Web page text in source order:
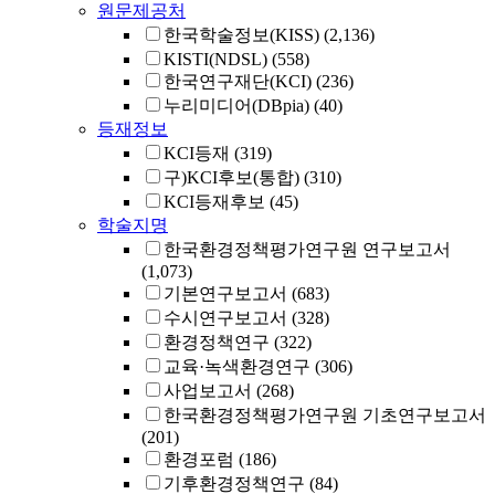
원문제공처
한국학술정보(KISS) (2,136)
KISTI(NDSL) (558)
한국연구재단(KCI) (236)
누리미디어(DBpia) (40)
등재정보
KCI등재 (319)
구)KCI후보(통합) (310)
KCI등재후보 (45)
학술지명
한국환경정책평가연구원 연구보고서
(1,073)
기본연구보고서 (683)
수시연구보고서 (328)
환경정책연구 (322)
교육·녹색환경연구 (306)
사업보고서 (268)
한국환경정책평가연구원 기초연구보고서
(201)
환경포럼 (186)
기후환경정책연구 (84)